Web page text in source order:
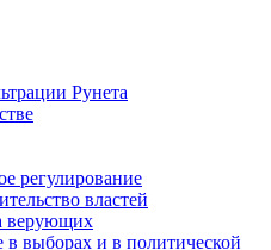
Рунета
регулирование
властей
верующих
в выборах и в политической